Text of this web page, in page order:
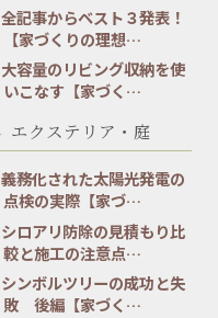
全記事からベスト３発表！
【家づくりの理想…
大容量のリビング収納を使
いこなす【家づく…
エクステリア・庭
義務化された太陽光発電の
点検の実際【家づ…
シロアリ防除の見積もり比
較と施工の注意点…
シンボルツリーの成功と失
敗 後編【家づく…